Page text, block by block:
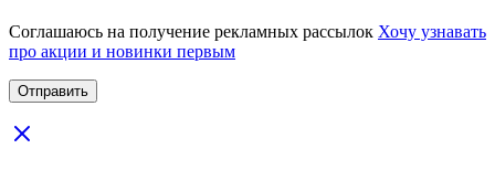
Соглашаюсь на получение рекламных рассылок Хочу узнавать
про акции и новинки первым